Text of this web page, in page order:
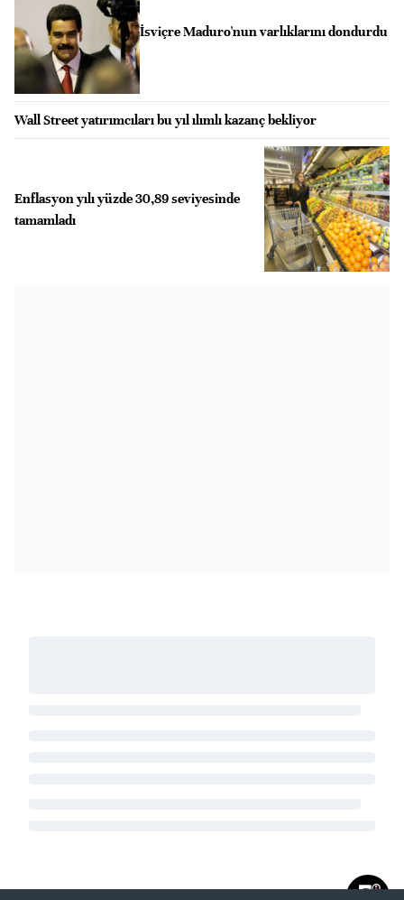
İsviçre Maduro'nun varlıklarını dondurdu
Wall Street yatırımcıları bu yıl ılımlı kazanç bekliyor
Enflasyon yılı yüzde 30,89 seviyesinde
tamamladı